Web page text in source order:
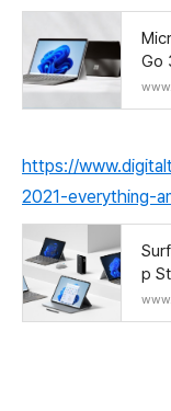
Go
s
https://
2021-everything-
p